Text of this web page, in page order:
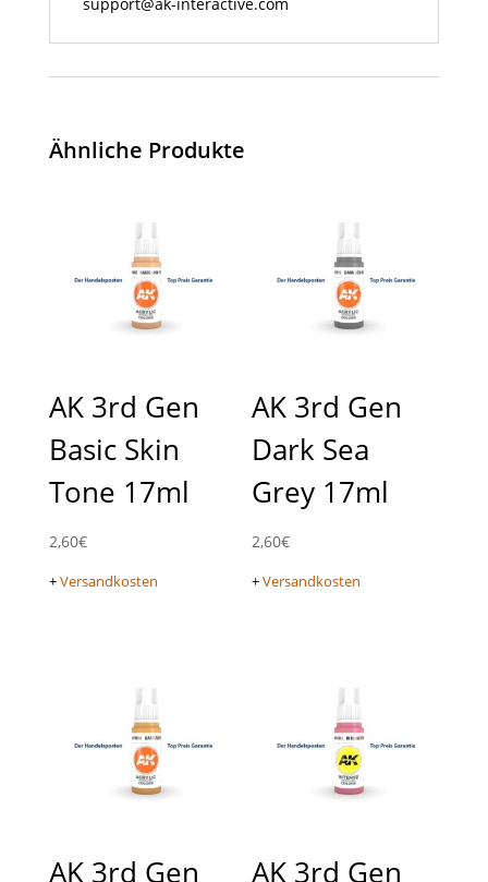
Ähnliche Produkte
AK 3rd Gen
Basic Skin
Tone 17ml
2,60€
+Versandkosten
AK 3rd Gen
Dark Sea
Grey 17ml
2,60€
+Versandkosten
AK 3rd Gen
AK 3rd Gen